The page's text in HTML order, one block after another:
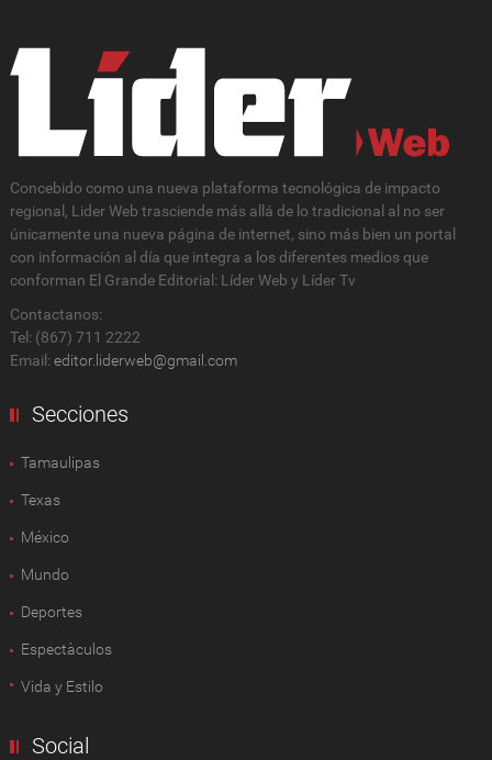
Concebido como una nueva plataforma tecnológica de impacto
regional, Lider Web trasciende más allá de lo tradicional al no ser
únicamente una nueva página de internet, sino más bien un portal
con información al día que integra a los diferentes medios que
conforman El Grande Editorial: Líder Web y Líder Tv
Contactanos:
Tel: (867) 711 2222
Email: editor.liderweb@gmail.com
Secciones
Tamaulipas
Texas
México
Mundo
Deportes
Espectàculos
Vida y Estilo
Social